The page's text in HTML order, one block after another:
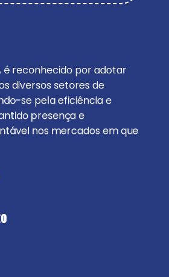
é reconhecido por adotar
diversos setores de
se pela eficiência e
presença e
nos mercados em que